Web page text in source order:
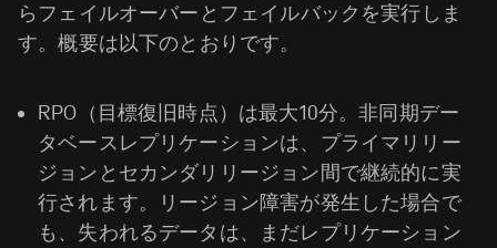
らフェイルオーバーとフェイルバックを実行しま
す。概要は以下のとおりです。
RPO（目標復旧時点）は最大10分。非同期デー
タベースレプリケーションは、プライマリリー
ジョンとセカンダリリージョン間で継続的に実
行されます。リージョン障害が発生した場合で
も、失われるデータは、まだレプリケーション